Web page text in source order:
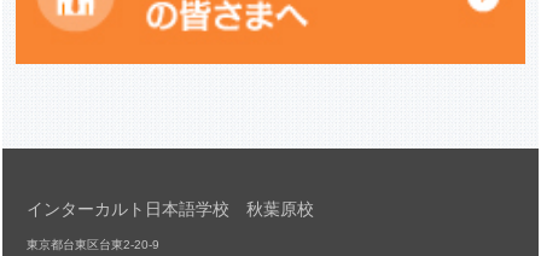
インターカルト日本語学校 秋葉原校
東京都台東区台東2-20-9